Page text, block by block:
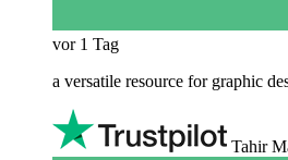
vor 1 Tag
a versatile resource for graphic
Tahir